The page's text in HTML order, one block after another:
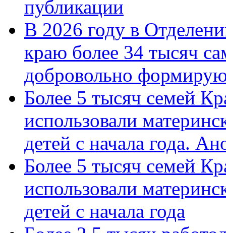
публикации
В 2026 году в
краю более 34 тысяч
добровольно
Более 5 тысяч семей
использовали
детей с начала года.
Более 5 тысяч семей
использовали
детей с начала года